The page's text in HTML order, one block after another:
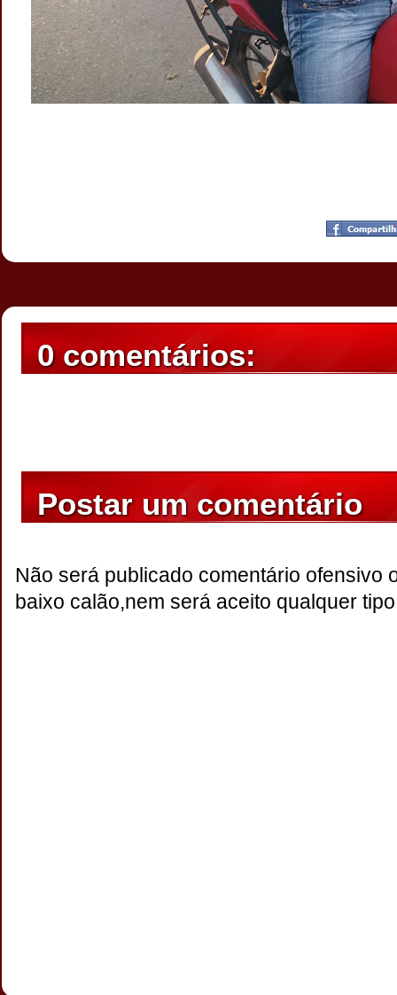
23:19
0 comentários:
Postar um comentário
Não será publicado comentário ofensivo
baixo calão,nem será aceito qualquer